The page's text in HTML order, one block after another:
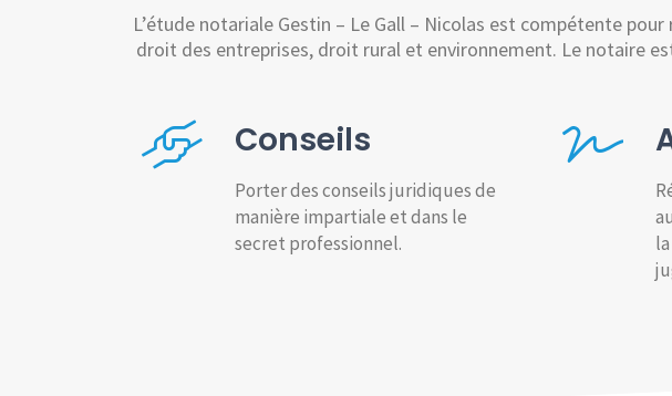
L’étude notariale Gestin – Le Gall – Nicolas est compétente
droit des entreprises, droit rural et environnement. Le notaire
Conseils
Porter des conseils juridiques de
manière impartiale et dans le
secret professionnel.